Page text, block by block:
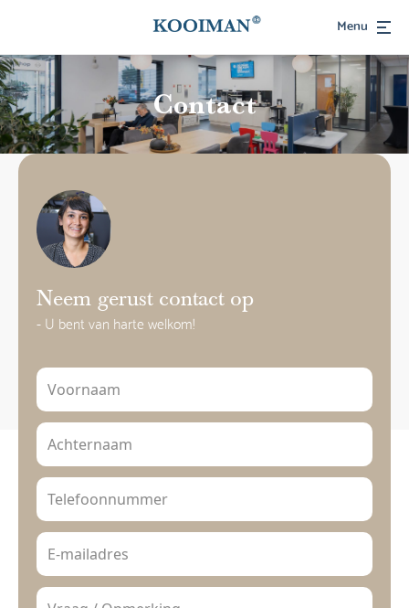
Menu
Contact
Neem gerust contact op
- U bent van harte welkom!